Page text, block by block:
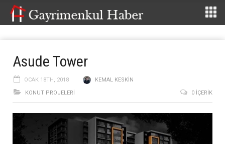
Asude Tower
OCAK 18TH, 2018
KEMAL KESKIN
KONUT PROJELERI
0 İÇERIK